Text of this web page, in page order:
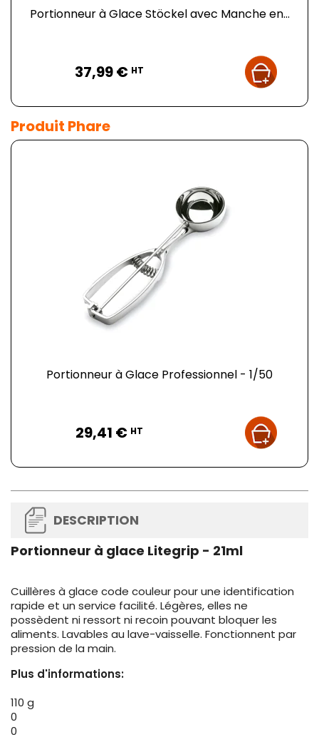
Portionneur à Glace Stöckel avec Manche en...
37,99 € HT
Produit Phare
Portionneur à Glace Professionnel - 1/50
29,41 € HT
DESCRIPTION
Portionneur à glace Litegrip - 21ml
Cuillères à glace code couleur pour une identification
rapide et un service facilité. Légères, elles ne
possèdent ni ressort ni recoin pouvant bloquer les
aliments. Lavables au lave-vaisselle. Fonctionnent par
pression de la main.
Plus d'informations:
110 g
0
0